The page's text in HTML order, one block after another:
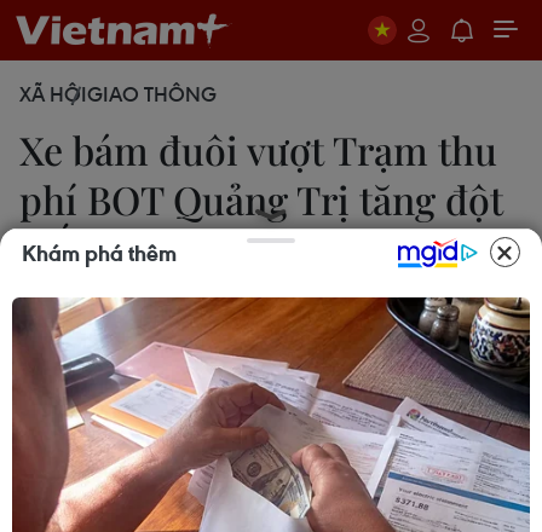
XÃ HỘIGIAO THÔNG
Xe bám đuôi vượt Trạm thu
phí BOT Quảng Trị tăng đột
biến
Nguyên Lý
11/06/2019 05:51
Mỗi ngày có hàng trăm người lái xe ôtô, khi lưu
thông qua trạm thu phí BOT Quảng Trị không
thanh toán phí sử dụng dịch vụ đường bộ, mà cố
tình điều khiển phương tiện bám đuôi để vượt
Khám phá thêm